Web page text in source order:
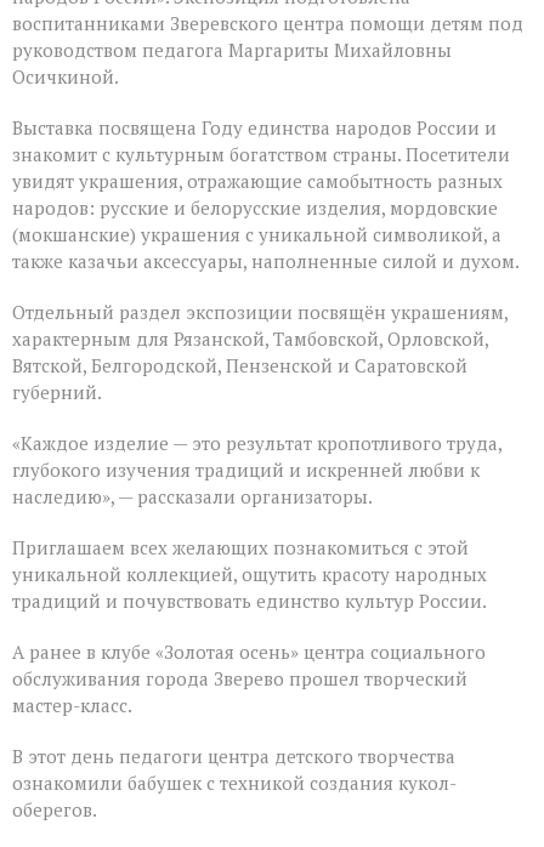
воспитанниками Зверевского центра помощи детям под
руководством педагога Маргариты Михайловны
Осичкиной.
Выставка посвящена Году единства народов России и
знакомит с культурным богатством страны. Посетители
увидят украшения, отражающие самобытность разных
народов: русские и белорусские изделия, мордовские
(мокшанские) украшения с уникальной символикой, а
также казачьи аксессуары, наполненные силой и духом.
Отдельный раздел экспозиции посвящён украшениям,
характерным для Рязанской, Тамбовской, Орловской,
Вятской, Белгородской, Пензенской и Саратовской
губерний.
«Каждое изделие — это результат кропотливого труда,
глубокого изучения традиций и искренней любви к
наследию», — рассказали организаторы.
Приглашаем всех желающих познакомиться с этой
уникальной коллекцией, ощутить красоту народных
традиций и почувствовать единство культур России.
А ранее в клубе «Золотая осень» центра социального
обслуживания города Зверево прошел творческий
мастер-класс.
В этот день педагоги центра детского творчества
ознакомили бабушек с техникой создания кукол-
оберегов.